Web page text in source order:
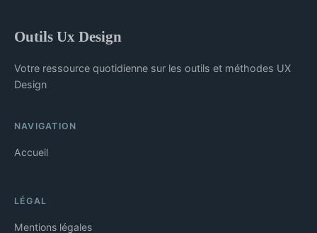
Outils Ux Design
Votre ressource quotidienne sur les outils et méthodes UX
Design
NAVIGATION
Accueil
LÉGAL
Mentions légales